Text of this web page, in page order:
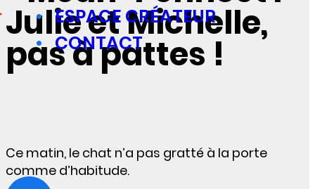
ESPACE CRÉATEUR
CONTACT
Julie et Michelle,
pas à pattes !
Ce matin, le chat n’a pas gratté à la porte
comme d’habitude.